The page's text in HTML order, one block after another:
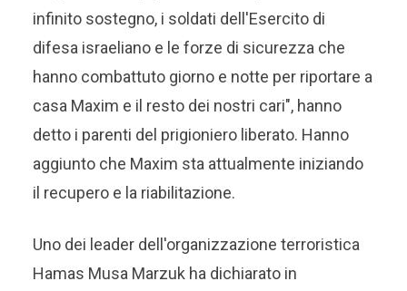
infinito sostegno, i soldati dell'Esercito di
difesa israeliano e le forze di sicurezza che
hanno combattuto giorno e notte per riportare a
casa Maxim e il resto dei nostri cari", hanno
detto i parenti del prigioniero liberato. Hanno
aggiunto che Maxim sta attualmente iniziando
il recupero e la riabilitazione.
Uno dei leader dell'organizzazione terroristica
Hamas Musa Marzuk ha dichiarato in